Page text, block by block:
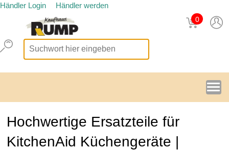
Händler Login Händler werden
0
Hochwertige Ersatzteile für
KitchenAid Küchengeräte |